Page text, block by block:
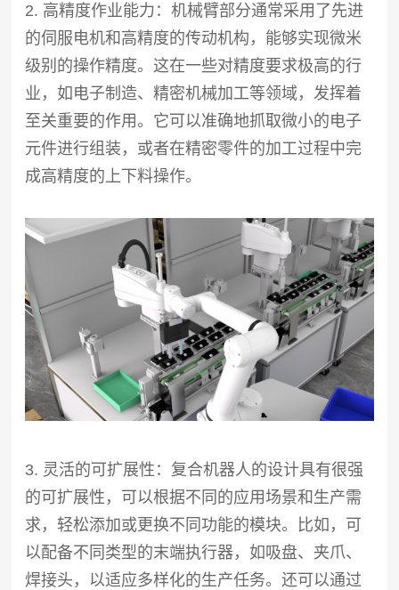
2. 高精度作业能力：机械臂部分通常采用了先进
的伺服电机和高精度的传动机构，能够实现微米
级别的操作精度。这在一些对精度要求极高的行
业，如电子制造、精密机械加工等领域，发挥着
至关重要的作用。它可以准确地抓取微小的电子
元件进行组装，或者在精密零件的加工过程中完
成高精度的上下料操作。
3. 灵活的可扩展性：复合机器人的设计具有很强
的可扩展性，可以根据不同的应用场景和生产需
求，轻松添加或更换不同功能的模块。比如，可
以配备不同类型的末端执行器，如吸盘、夹爪、
焊接头，以适应多样化的生产任务。还可以通过